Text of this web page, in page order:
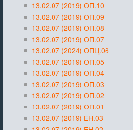
13.02.07 (2019) ОП.10
13.02.07 (2019) ОП.09
13.02.07 (2019) ОП.08
13.02.07 (2019) ОП.07
13.02.07 (2024) ОПЦ.06
13.02.07 (2019) ОП.05
13.02.07 (2019) ОП.04
13.02.07 (2019) ОП.03
13.02.07 (2019) ОП.02
13.02.07 (2019) ОП.01
13.02.07 (2019) ЕН.03